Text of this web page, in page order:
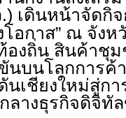
เดินหน้าจัดกิจ
โอกาส” ณ จังห
องถิ่น สินค้าชุ
นบนโลกการค้
นเชียงใหม่สู่กา
ลางธุรกิจดิจิทั